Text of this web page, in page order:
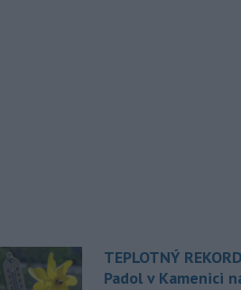
TEPLOTNÝ
Padol v Kamenici